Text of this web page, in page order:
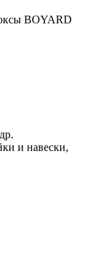
BOYARD
и навески,